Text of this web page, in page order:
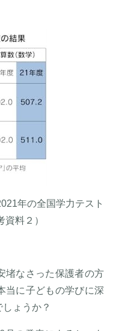
年の全国学力テスト
料２）
堵なさった保護者の方
当に子どもの学びに深
ょうか？